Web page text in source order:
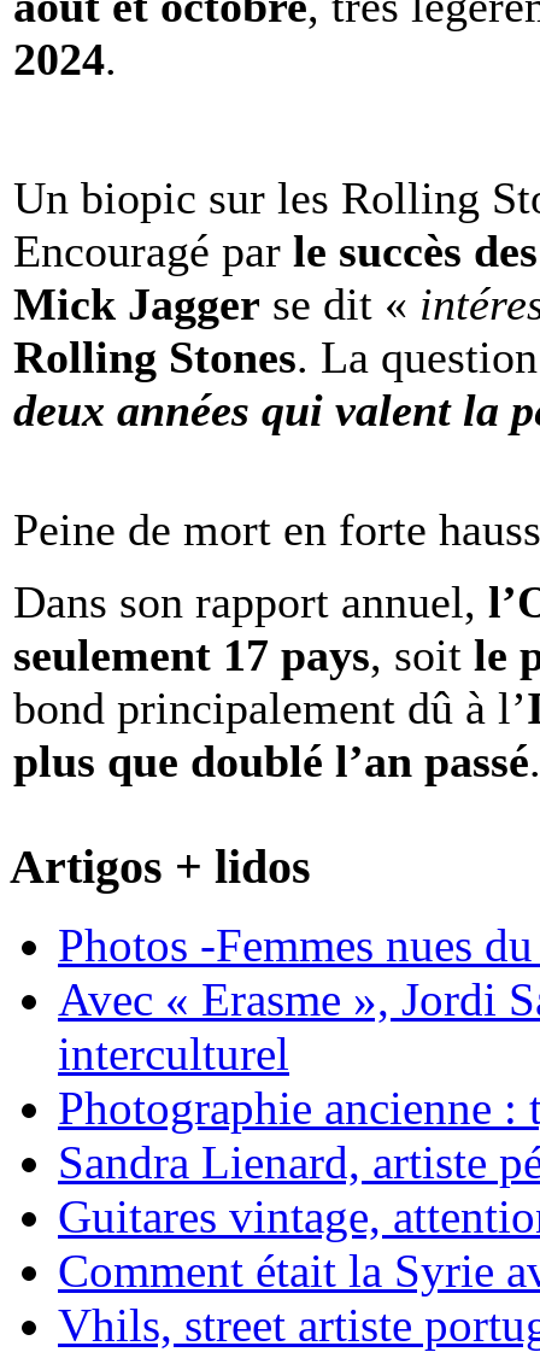
2024.
Un biopic sur les Rolling
Encouragé par le succès
Mick Jagger se dit «
Rolling Stones. La
deux années qui valent la
Peine de mort en forte
Dans son rapport annuel,
seulement 17 pays, soit le
bond principalement dû à l’
plus que doublé l’an passé.
Artigos + lidos
Photos -Femmes nues
Avec « Erasme », Jordi
interculturel
Photographie ancienne :
Sandra Lienard, artiste
Guitares vintage,
Comment était la Syrie
Vhils, street artiste